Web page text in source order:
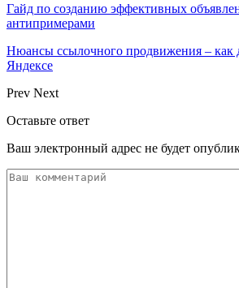
Гайд по созданию эффективных
антипримерами
Нюансы ссылочного продвижения – как
Яндексе
Prev Next
Оставьте ответ
Ваш электронный адрес не будет